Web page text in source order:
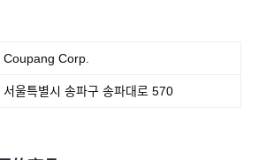
Coupang Corp.
서울특별시 송파구 송파대로 570